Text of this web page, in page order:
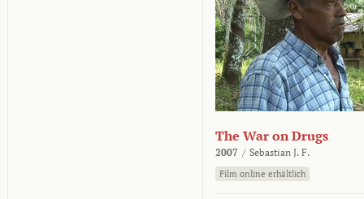
The War on Drugs
2007 / Sebastian J. F.
Film online erhältlich